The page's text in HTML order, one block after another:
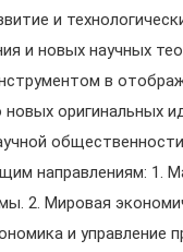
и
и новых научных
в
оригинальных
направлениям: 1.
2. Мировая
и управление